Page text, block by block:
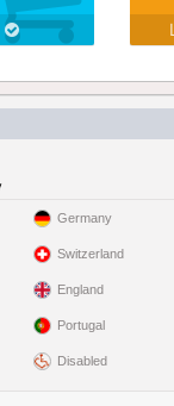
Germany
Switzerland
England
Portugal
Disabled